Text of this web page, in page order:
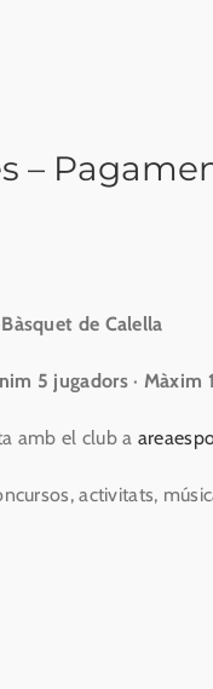
–
de Calella
5 jugadors · Màxim
amb el club a
activitats,